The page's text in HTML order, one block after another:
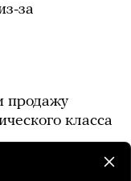
за
продажу
класса